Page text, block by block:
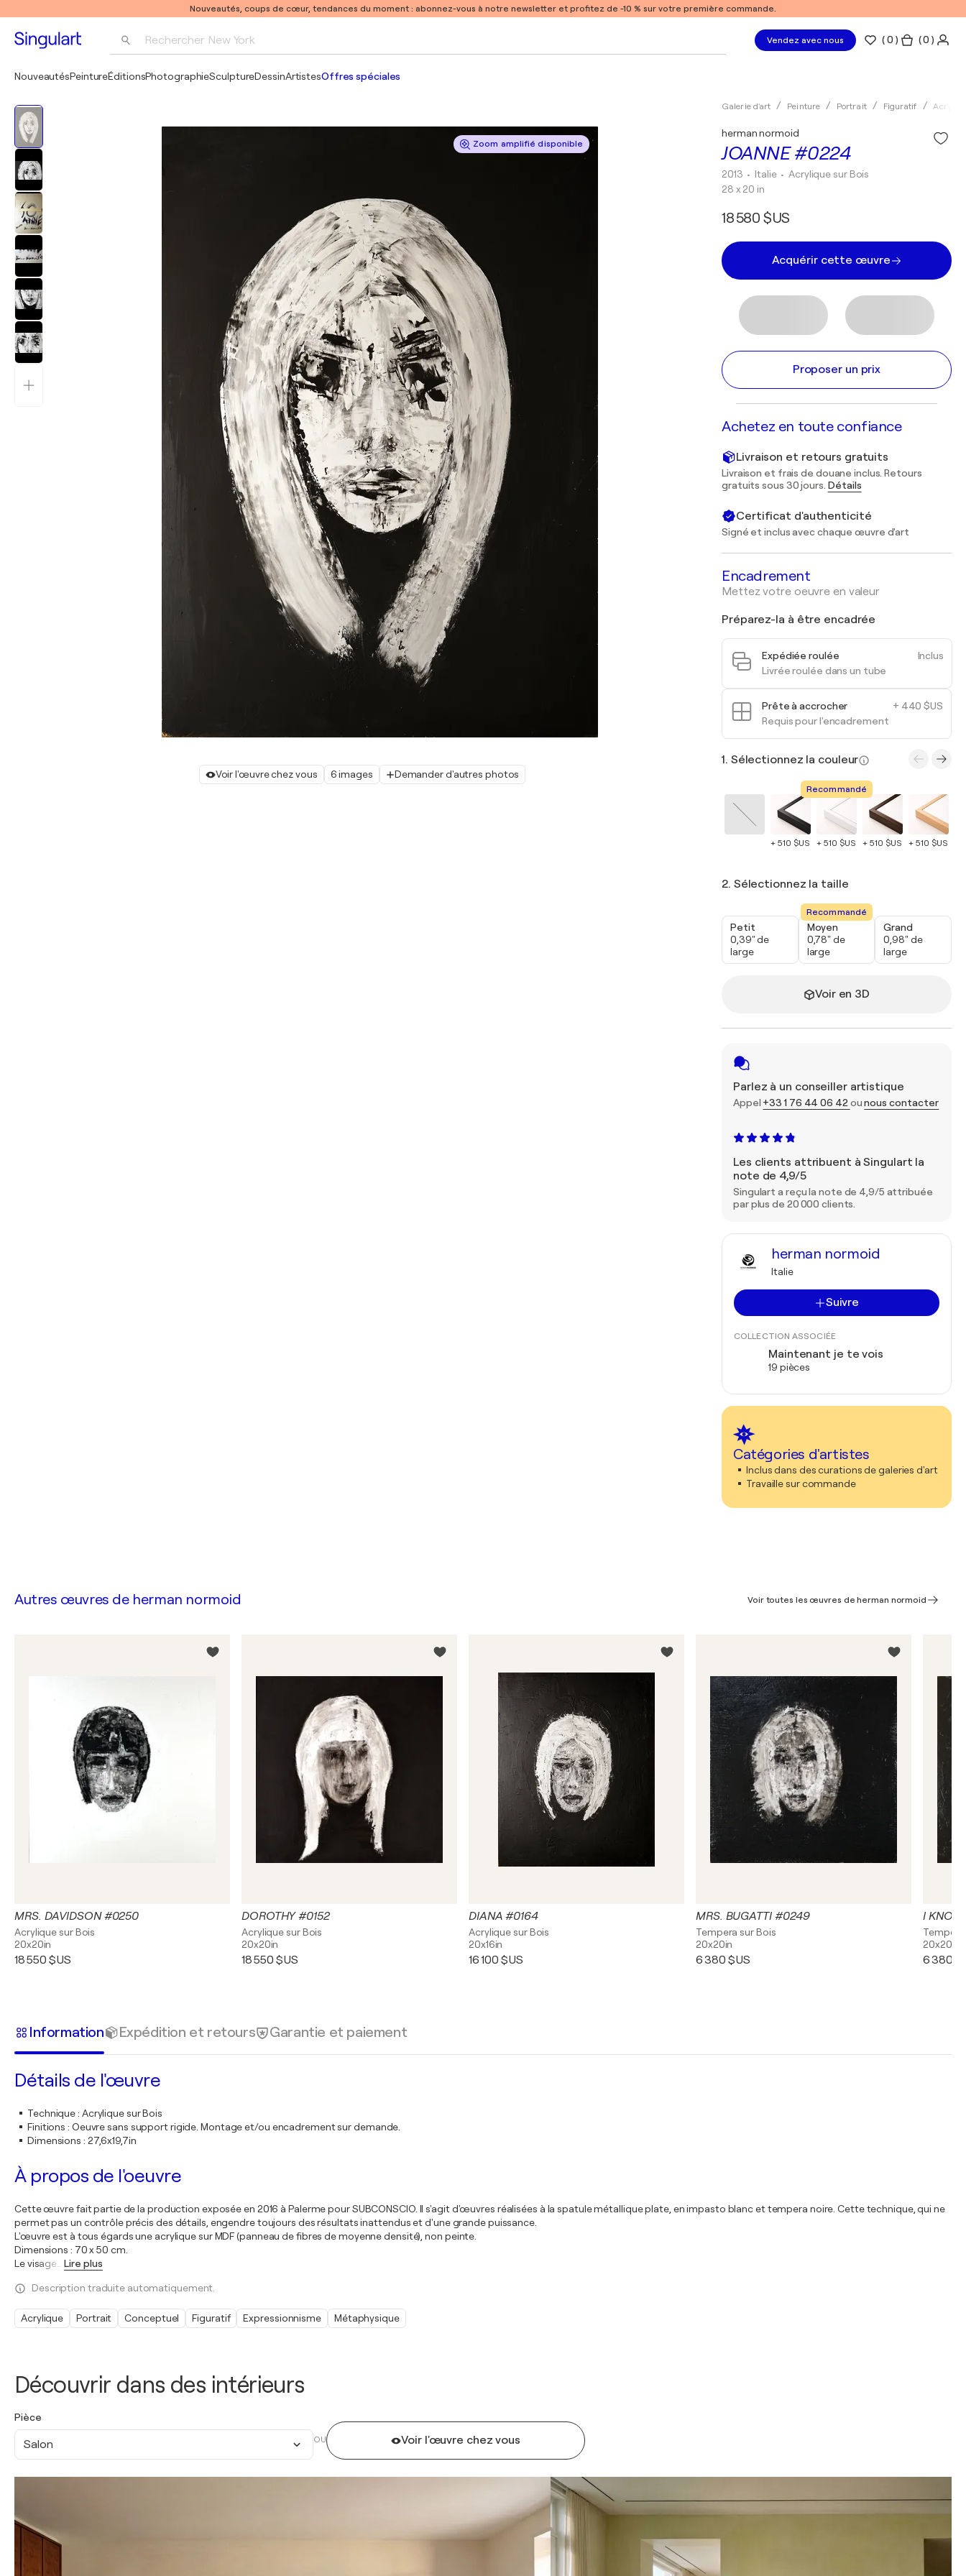
Nouveautés, coups de cœur, tendances du moment : abonnez-vous à notre newsletter et profitez de -10 % sur votre première commande.
Rechercher New York
Pablo Picasso
Vendez avec nous (0 ) ( 0 )
NouveautésPeintureÉditionsPhotographieSculptureDessinArtistesOffres spéciales
Zoom amplifié disponible
Voir l'œuvre chez vous 6 images Demander d'autres photos
Galerie d'art Peinture Portrait Figuratif
JOANNE #0224
herman normoid
2013 • Italie •Acrylique sur Bois
28 x 20 in
18 580 $US
Acquérir cette œuvre
Proposer un prix
Achetez en toute confiance
Livraison et retours gratuits
Livraison et frais de douane inclus. Retours
gratuits sous 30 jours. Détails
Certificat d'authenticité
Signé et inclus avec chaque œuvre d'art
Encadrement
Mettez votre oeuvre en valeur
Préparez-la à être encadrée
Inclus
Expédiée roulée
Livrée roulée dans un tube
+ 440 $US
Prête à accrocher
Requis pour l'encadrement
1. Sélectionnez la couleur
+ 510 $US
Recommandé
+ 510 $US + 510 $US + 510 $US
2. Sélectionnez la taille
Petit
0,39" de
large
Recommandé
Moyen
0,78" de
large
Grand
0,98" de
large
Voir en 3D
Parlez à un conseiller artistique
Appel +33 1 76 44 06 42 ounous contacter
Les clients attribuent à Singulart la
note de 4,9/5
Singulart a reçu la note de 4,9/5 attribuée
par plus de 20 000 clients.
herman normoid
Italie
Suivre
COLLECTION ASSOCIÉE
Maintenant je te vois
19 pièces
Catégories d'artistes
Inclus dans des curations de galeries d'art
Travaille sur commande
Découvrir dans des intérieurs
Pièce
Salon OU Voir l'œuvre chez vous
Autres œuvres de herman normoid Voir toutes les œuvres de herman normoid
MRS. DAVIDSON #0250
Acrylique sur Bois
20x20in
18 550 $US
DOROTHY #0152
Acrylique sur Bois
20x20in
18 550 $US
DIANA #0164
Acrylique sur Bois
20x16in
16 100 $US
MRS. BUGATTI #0249
Tempera sur Bois
20x20in
6 380 $US
I KNOW
20x20in
6 380
Information Expédition et retours Garantie et paiement
Détails de l'œuvre
Technique: Acrylique sur Bois
Finitions : Oeuvre sans support rigide. Montage et/ou encadrement sur demande.
Dimensions : 27,6x19,7in
À propos de l'oeuvre
Cette œuvre fait partie de la production exposée en 2016 à Palerme pour SUBCONSCIO. Il s'agit d'œuvres réalisées à la spatule métallique plate, en impasto blanc et tempera noire. Cette technique, qui ne
permet pas un contrôle précis des détails, engendre toujours des résultats inattendus et d'une grande puissance.
L'œuvre est à tous égards une acrylique sur MDF (panneau de fibres de moyenne densité), non peinte.
Dimensions : 70 x 50 cm.
Le visage
Lire plus
Description traduite automatiquement.
Acrylique Portrait Conceptuel Figuratif Expressionnisme Métaphysique